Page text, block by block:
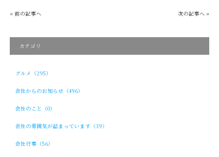
« 前の記事へ 次の記事へ »
カテゴリ
グルメ（295）
会社からのお知らせ（496）
会社のこと（0）
会社の雰囲気が詰まっています（39）
会社行事（56）